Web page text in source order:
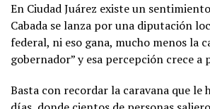
En Ciudad Juárez existe un
Cabada se lanza por una diputación
federal, ni eso gana, mucho menos la
gobernador” y esa percepción crece a
Basta con recordar la caravana que le